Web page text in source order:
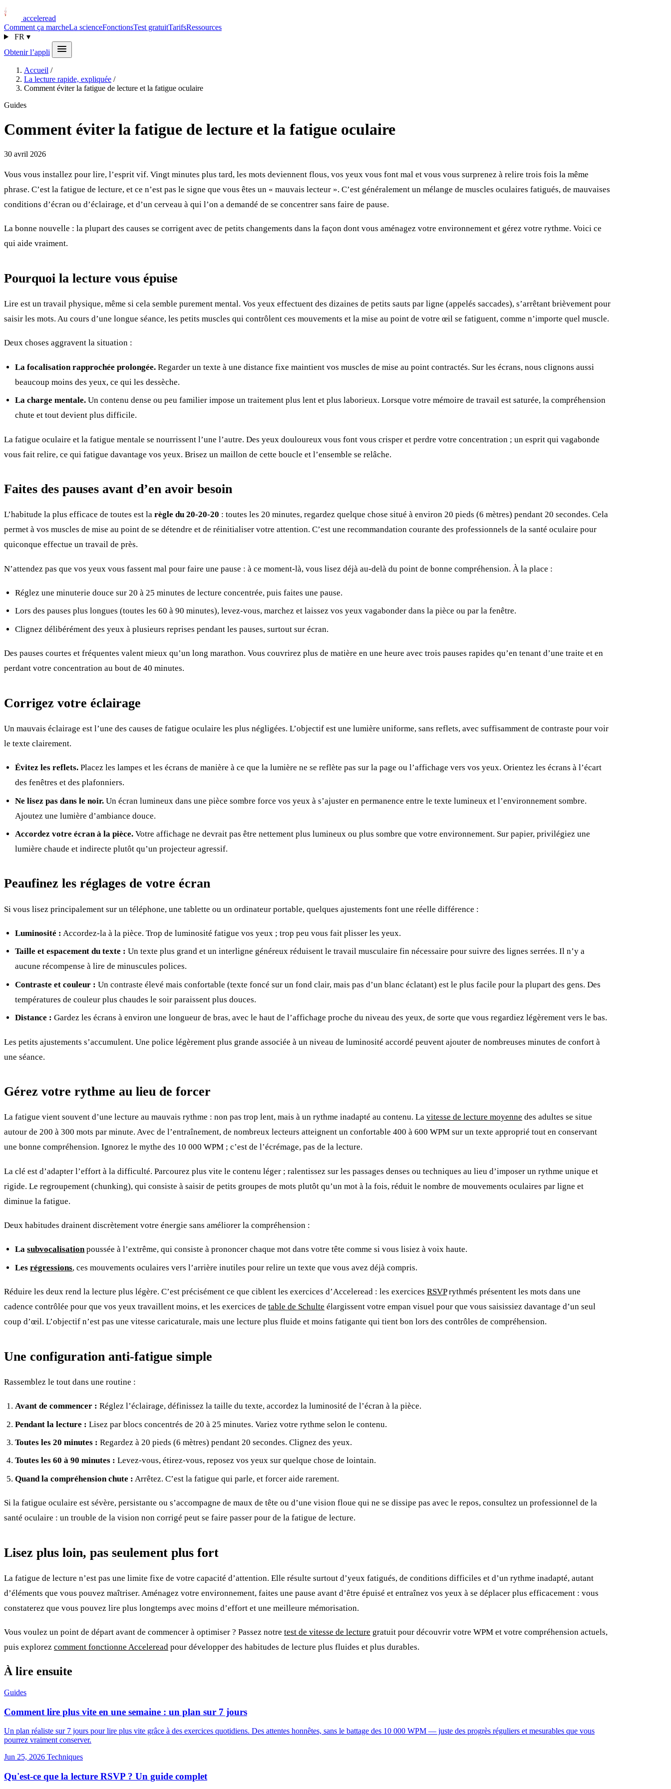
acceleread
Comment ça marcheLa scienceFonctionsTest gratuitTarifsRessources
FR ▾
Obtenir l’appli
Accueil /
La lecture rapide, expliquée /
Comment éviter la fatigue de lecture et la fatigue oculaire
Guides
Comment éviter la fatigue de lecture et la fatigue oculaire
30 avril 2026
Vous vous installez pour lire, l’esprit vif. Vingt minutes plus tard, les mots deviennent flous, vos yeux vous font mal et vous vous surprenez à relire trois fois la même
phrase. C’est la fatigue de lecture, et ce n’est pas le signe que vous êtes un « mauvais lecteur ». C’est généralement un mélange de muscles oculaires fatigués, de mauvaises
conditions d’écran ou d’éclairage, et d’un cerveau à qui l’on a demandé de se concentrer sans faire de pause.
La bonne nouvelle : la plupart des causes se corrigent avec de petits changements dans la façon dont vous aménagez votre environnement et gérez votre rythme. Voici ce
qui aide vraiment.
Pourquoi la lecture vous épuise
Lire est un travail physique, même si cela semble purement mental. Vos yeux effectuent des dizaines de petits sauts par ligne (appelés saccades), s’arrêtant brièvement pour
saisir les mots. Au cours d’une longue séance, les petits muscles qui contrôlent ces mouvements et la mise au point de votre œil se fatiguent, comme n’importe quel muscle.
Deux choses aggravent la situation :
La focalisation rapprochée prolongée. Regarder un texte à une distance fixe maintient vos muscles de mise au point contractés. Sur les écrans, nous clignons aussi
beaucoup moins des yeux, ce qui les dessèche.
La charge mentale. Un contenu dense ou peu familier impose un traitement plus lent et plus laborieux. Lorsque votre mémoire de travail est saturée, la compréhension
chute et tout devient plus difficile.
La fatigue oculaire et la fatigue mentale se nourrissent l’une l’autre. Des yeux douloureux vous font vous crisper et perdre votre concentration ; un esprit qui vagabonde
vous fait relire, ce qui fatigue davantage vos yeux. Brisez un maillon de cette boucle et l’ensemble se relâche.
Faites des pauses avant d’en avoir besoin
L’habitude la plus efficace de toutes est la règle du 20-20-20 : toutes les 20 minutes, regardez quelque chose situé à environ 20 pieds (6 mètres) pendant 20 secondes. Cela
permet à vos muscles de mise au point de se détendre et de réinitialiser votre attention. C’est une recommandation courante des professionnels de la santé oculaire pour
quiconque effectue un travail de près.
N’attendez pas que vos yeux vous fassent mal pour faire une pause : à ce moment-là, vous lisez déjà au-delà du point de bonne compréhension. À la place :
Réglez une minuterie douce sur 20 à 25 minutes de lecture concentrée, puis faites une pause.
Lors des pauses plus longues (toutes les 60 à 90 minutes), levez-vous, marchez et laissez vos yeux vagabonder dans la pièce ou par la fenêtre.
Clignez délibérément des yeux à plusieurs reprises pendant les pauses, surtout sur écran.
Des pauses courtes et fréquentes valent mieux qu’un long marathon. Vous couvrirez plus de matière en une heure avec trois pauses rapides qu’en tenant d’une traite et en
perdant votre concentration au bout de 40 minutes.
Corrigez votre éclairage
Un mauvais éclairage est l’une des causes de fatigue oculaire les plus négligées. L’objectif est une lumière uniforme, sans reflets, avec suffisamment de contraste pour voir
le texte clairement.
Évitez les reflets. Placez les lampes et les écrans de manière à ce que la lumière ne se reflète pas sur la page ou l’affichage vers vos yeux. Orientez les écrans à l’écart
des fenêtres et des plafonniers.
Ne lisez pas dans le noir. Un écran lumineux dans une pièce sombre force vos yeux à s’ajuster en permanence entre le texte lumineux et l’environnement sombre.
Ajoutez une lumière d’ambiance douce.
Accordez votre écran à la pièce. Votre affichage ne devrait pas être nettement plus lumineux ou plus sombre que votre environnement. Sur papier, privilégiez une
lumière chaude et indirecte plutôt qu’un projecteur agressif.
Peaufinez les réglages de votre écran
Si vous lisez principalement sur un téléphone, une tablette ou un ordinateur portable, quelques ajustements font une réelle différence :
Luminosité : Accordez-la à la pièce. Trop de luminosité fatigue vos yeux ; trop peu vous fait plisser les yeux.
Taille et espacement du texte : Un texte plus grand et un interligne généreux réduisent le travail musculaire fin nécessaire pour suivre des lignes serrées. Il n’y a
aucune récompense à lire de minuscules polices.
Contraste et couleur : Un contraste élevé mais confortable (texte foncé sur un fond clair, mais pas d’un blanc éclatant) est le plus facile pour la plupart des gens. Des
températures de couleur plus chaudes le soir paraissent plus douces.
Distance : Gardez les écrans à environ une longueur de bras, avec le haut de l’affichage proche du niveau des yeux, de sorte que vous regardiez légèrement vers le bas.
Les petits ajustements s’accumulent. Une police légèrement plus grande associée à un niveau de luminosité accordé peuvent ajouter de nombreuses minutes de confort à
une séance.
Gérez votre rythme au lieu de forcer
La fatigue vient souvent d’une lecture au mauvais rythme : non pas trop lent, mais à un rythme inadapté au contenu. La vitesse de lecture moyenne des adultes se situe
autour de 200 à 300 mots par minute. Avec de l’entraînement, de nombreux lecteurs atteignent un confortable 400 à 600 WPM sur un texte approprié tout en conservant
une bonne compréhension. Ignorez le mythe des 10 000 WPM ; c’est de l’écrémage, pas de la lecture.
La clé est d’adapter l’effort à la difficulté. Parcourez plus vite le contenu léger ; ralentissez sur les passages denses ou techniques au lieu d’imposer un rythme unique et
rigide. Le regroupement (chunking), qui consiste à saisir de petits groupes de mots plutôt qu’un mot à la fois, réduit le nombre de mouvements oculaires par ligne et
diminue la fatigue.
Deux habitudes drainent discrètement votre énergie sans améliorer la compréhension :
Lasubvocalisationpoussée à l’extrême, qui consiste à prononcer chaque mot dans votre tête comme si vous lisiez à voix haute.
Lesrégressions, ces mouvements oculaires vers l’arrière inutiles pour relire un texte que vous avez déjà compris.
Réduire les deux rend la lecture plus légère. C’est précisément ce que ciblent les exercices d’Acceleread : les exercices RSVPrythmés présentent les mots dans une
cadence contrôlée pour que vos yeux travaillent moins, et les exercices de table de Schulte élargissent votre empan visuel pour que vous saisissiez davantage d’un seul
coup d’œil. L’objectif n’est pas une vitesse caricaturale, mais une lecture plus fluide et moins fatigante qui tient bon lors des contrôles de compréhension.
Une configuration anti-fatigue simple
Rassemblez le tout dans une routine :
Avant de commencer : Réglez l’éclairage, définissez la taille du texte, accordez la luminosité de l’écran à la pièce.
Pendant la lecture : Lisez par blocs concentrés de 20 à 25 minutes. Variez votre rythme selon le contenu.
Toutes les 20 minutes : Regardez à 20 pieds (6 mètres) pendant 20 secondes. Clignez des yeux.
Toutes les 60 à 90 minutes : Levez-vous, étirez-vous, reposez vos yeux sur quelque chose de lointain.
Quand la compréhension chute : Arrêtez. C’est la fatigue qui parle, et forcer aide rarement.
Si la fatigue oculaire est sévère, persistante ou s’accompagne de maux de tête ou d’une vision floue qui ne se dissipe pas avec le repos, consultez un professionnel de la
santé oculaire : un trouble de la vision non corrigé peut se faire passer pour de la fatigue de lecture.
Lisez plus loin, pas seulement plus fort
La fatigue de lecture n’est pas une limite fixe de votre capacité d’attention. Elle résulte surtout d’yeux fatigués, de conditions difficiles et d’un rythme inadapté, autant
d’éléments que vous pouvez maîtriser. Aménagez votre environnement, faites une pause avant d’être épuisé et entraînez vos yeux à se déplacer plus efficacement : vous
constaterez que vous pouvez lire plus longtemps avec moins d’effort et une meilleure mémorisation.
Vous voulez un point de départ avant de commencer à optimiser ? Passez notre test de vitesse de lecture gratuit pour découvrir votre WPM et votre compréhension actuels,
puis explorez comment fonctionne Acceleread pour développer des habitudes de lecture plus fluides et plus durables.
À lire ensuite
Guides
Comment lire plus vite en une semaine : un plan sur 7 jours
Un plan réaliste sur 7 jours pour lire plus vite grâce à des exercices quotidiens. Des attentes honnêtes, sans le battage des 10 000 WPM — juste des progrès réguliers et mesurables que vous
pourrez vraiment conserver.
Jun 25, 2026 Techniques
Qu'est-ce que la lecture RSVP ? Un guide complet